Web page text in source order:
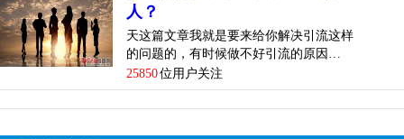
人？
天这篇文章我就是要来给你解决引流这样
的问题的，有时候做不好引流的原因…
25850位用户关注